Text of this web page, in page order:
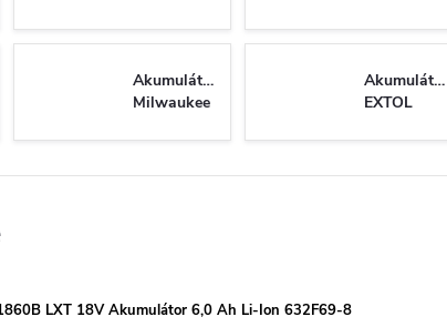
Akumulátory
Milwaukee
Akumulátory
EXTOL
LXT 18V Akumulátor 6,0 Ah Li-Ion 632F69-8